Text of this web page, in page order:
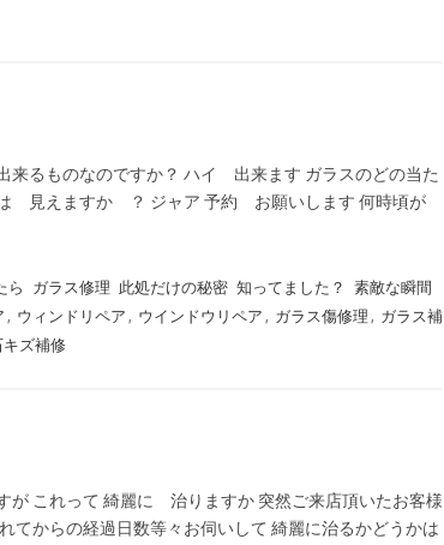
来るものなのですか？ ハイ 出来ます ガラスのどの当た
見えますか ？ ジャア 予約 お願いします 何時頃が
ら ガラス修理 此処だけの秘密 知ってました？
素敵な瞬間
, ウィンドリペア , ウインドウリペア , ガラス傷修理 , ガラス補
キズ補修
これって 綺麗に 治りますか 突然ご来店頂いたお客様
てからの経過日数等々お伺いして 綺麗に治るかどうかは